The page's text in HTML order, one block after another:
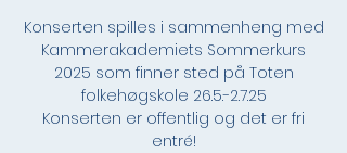
Konserten spilles i sammenheng med
Kammerakademiets Sommerkurs
2025 som finner sted på Toten
folkehøgskole 26.5.-2.7.25
Konserten er offentlig og det er fri
entré!